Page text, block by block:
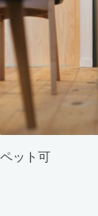
ペット可